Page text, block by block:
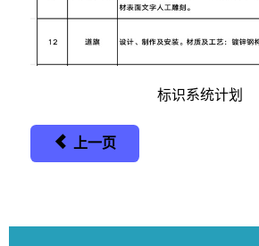
标识系统计划
上一页